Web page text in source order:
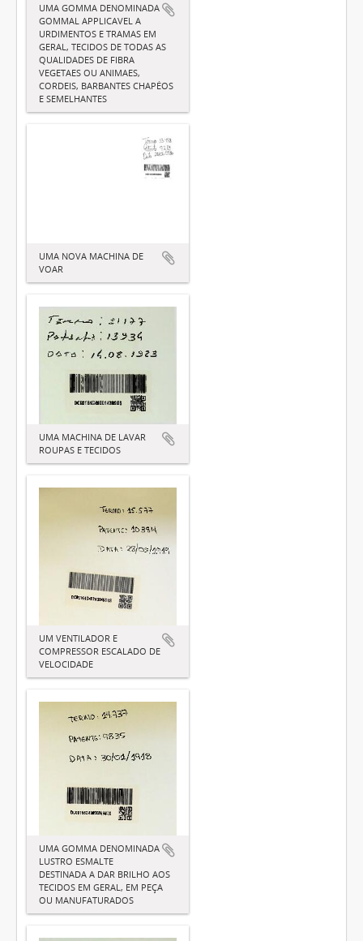
UMA GOMMA DENOMINADA
GOMMAL APPLICAVEL A
URDIMENTOS E TRAMAS EM
GERAL, TECIDOS DE TODAS AS
QUALIDADES DE FIBRA
VEGETAES OU ANIMAES,
CORDEIS, BARBANTES CHAPÉOS
E SEMELHANTES
UMA NOVA MACHINA DE
VOAR
UMA MACHINA DE LAVAR
ROUPAS E TECIDOS
UM VENTILADOR E
COMPRESSOR ESCALADO DE
VELOCIDADE
UMA GOMMA DENOMINADA
LUSTRO ESMALTE
DESTINADA A DAR BRILHO AOS
TECIDOS EM GERAL, EM PEÇA
OU MANUFATURADOS